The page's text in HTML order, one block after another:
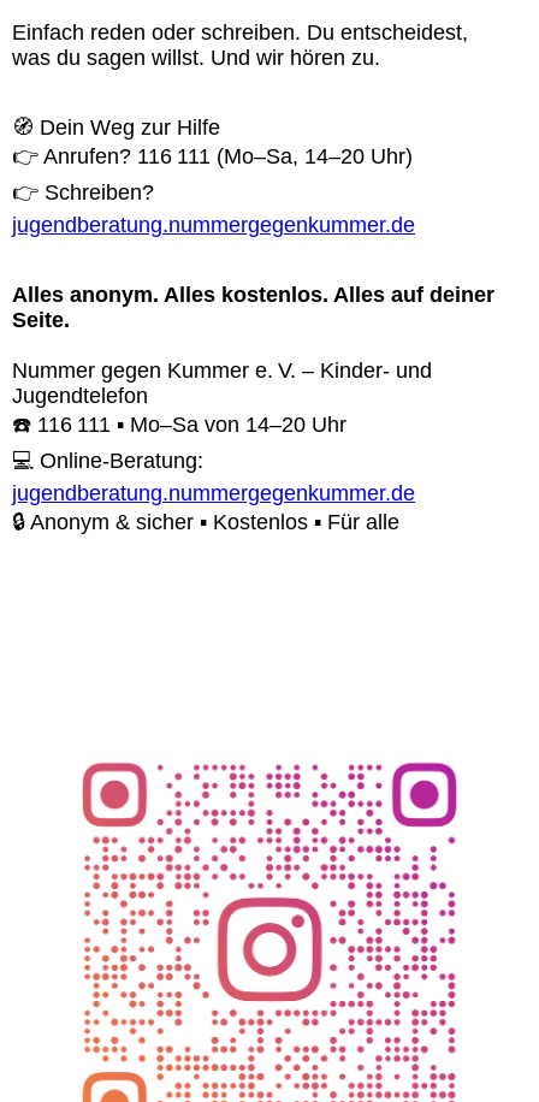
Einfach reden oder schreiben. Du entscheidest,
was du sagen willst. Und wir hören zu.
🧭 Dein Weg zur Hilfe
👉 Anrufen? 116 111 (Mo–Sa, 14–20 Uhr)
👉 Schreiben?
jugendberatung.nummergegenkummer.de
Alles anonym. Alles kostenlos. Alles auf deiner
Seite.
Nummer gegen Kummer e. V. – Kinder- und
Jugendtelefon
☎️ 116 111 ▪️ Mo–Sa von 14–20 Uhr
💻 Online-Beratung:
jugendberatung.nummergegenkummer.de
🔒 Anonym & sicher ▪️ Kostenlos ▪️ Für alle